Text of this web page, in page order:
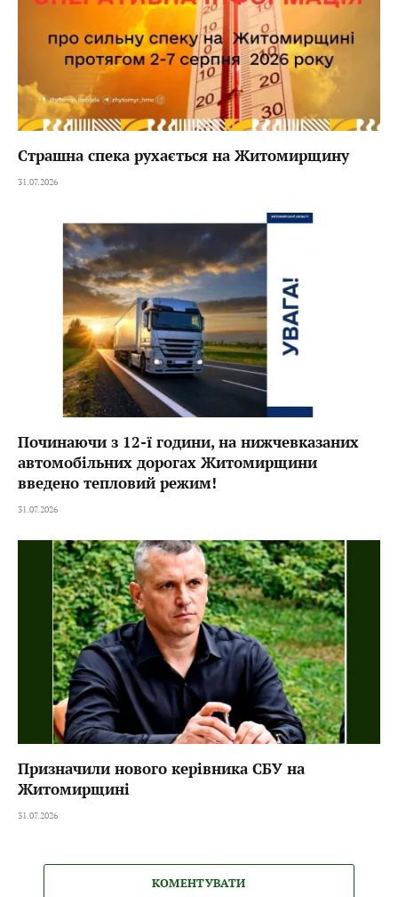
Страшна спека рухається на Житомирщину
31.07.2026
Починаючи з 12-ї години, на нижчевказаних
автомобільних дорогах Житомирщини
введено тепловий режим!
31.07.2026
Призначили нового керівника СБУ на
Житомирщині
31.07.2026
КОМЕНТУВАТИ